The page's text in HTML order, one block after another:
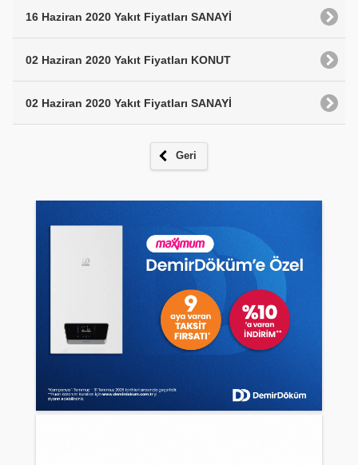
16 Haziran 2020 Yakıt Fiyatları SANAYİ
02 Haziran 2020 Yakıt Fiyatları KONUT
02 Haziran 2020 Yakıt Fiyatları SANAYİ
Geri